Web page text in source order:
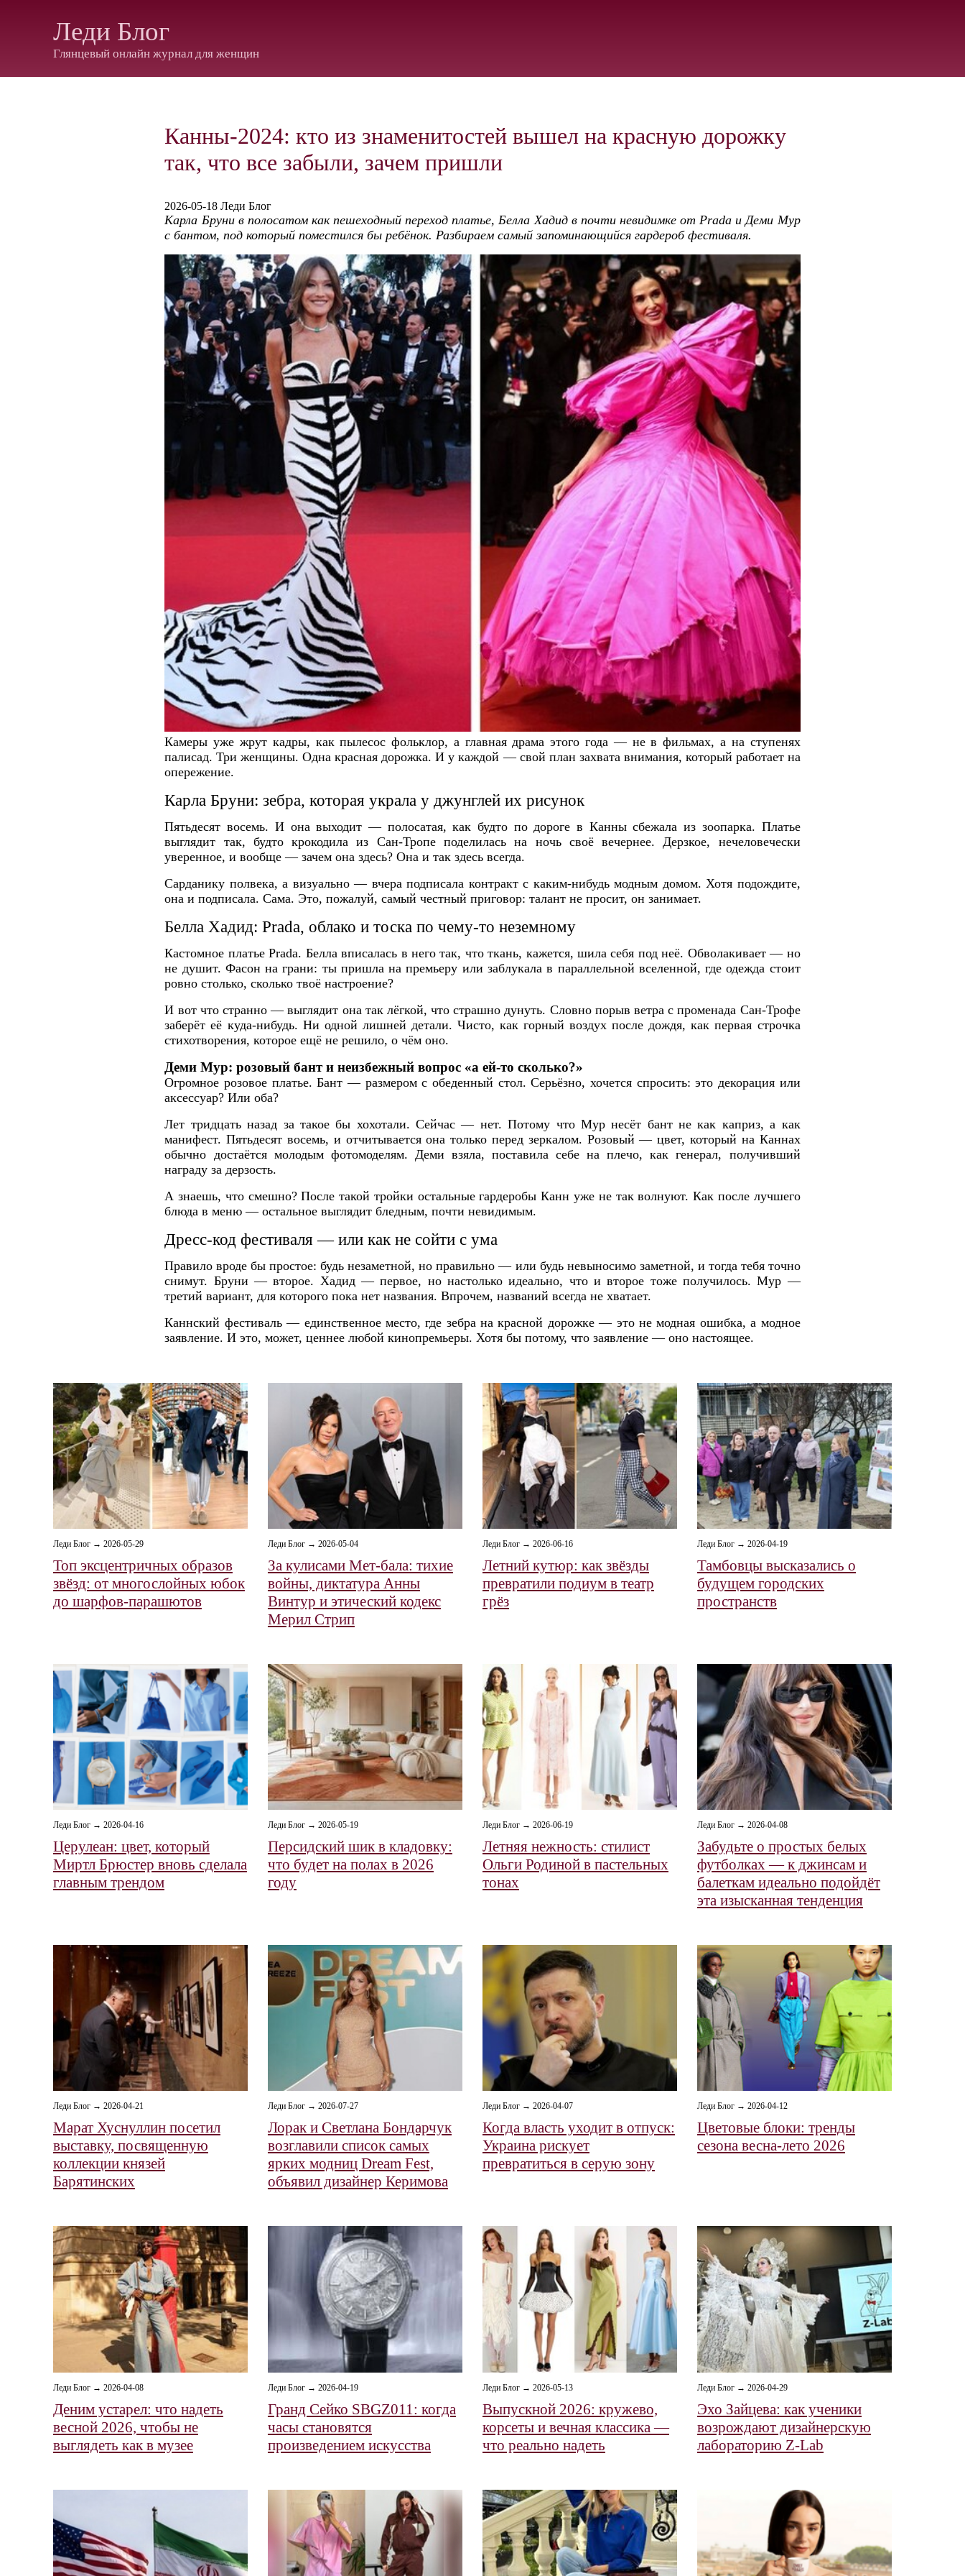
Леди Блог
Глянцевый онлайн журнал для женщин
Канны-2024: кто из знаменитостей вышел на красную дорожку
так, что все забыли, зачем пришли
2026-05-18 Леди Блог
Карла Бруни в полосатом как пешеходный переход платье, Белла Хадид в почти невидимке от Prada и Деми Мур
с бантом, под который поместился бы ребёнок. Разбираем самый запоминающийся гардероб фестиваля.
Камеры уже жрут кадры, как пылесос фольклор, а главная драма этого года — не в фильмах, а на ступенях
палисад. Три женщины. Одна красная дорожка. И у каждой — свой план захвата внимания, который работает на
опережение.
Карла Бруни: зебра, которая украла у джунглей их рисунок
Пятьдесят восемь. И она выходит — полосатая, как будто по дороге в Канны сбежала из зоопарка. Платье
выглядит так, будто крокодила из Сан-Тропе поделилась на ночь своё вечернее. Дерзкое, нечеловечески
уверенное, и вообще — зачем она здесь? Она и так здесь всегда.
Сарданику полвека, а визуально — вчера подписала контракт с каким-нибудь модным домом. Хотя подождите,
она и подписала. Сама. Это, пожалуй, самый честный приговор: талант не просит, он занимает.
Белла Хадид: Prada, облако и тоска по чему-то неземному
Кастомное платье Prada. Белла вписалась в него так, что ткань, кажется, шила себя под неё. Обволакивает — но
не душит. Фасон на грани: ты пришла на премьеру или заблукала в параллельной вселенной, где одежда стоит
ровно столько, сколько твоё настроение?
И вот что странно — выглядит она так лёгкой, что страшно дунуть. Словно порыв ветра с променада Сан-Трофе
заберёт её куда-нибудь. Ни одной лишней детали. Чисто, как горный воздух после дождя, как первая строчка
стихотворения, которое ещё не решило, о чём оно.
Деми Мур: розовый бант и неизбежный вопрос «а ей-то сколько?»
Огромное розовое платье. Бант — размером с обеденный стол. Серьёзно, хочется спросить: это декорация или
аксессуар? Или оба?
Лет тридцать назад за такое бы хохотали. Сейчас — нет. Потому что Мур несёт бант не как каприз, а как
манифест. Пятьдесят восемь, и отчитывается она только перед зеркалом. Розовый — цвет, который на Каннах
обычно достаётся молодым фотомоделям. Деми взяла, поставила себе на плечо, как генерал, получивший
награду за дерзость.
А знаешь, что смешно? После такой тройки остальные гардеробы Канн уже не так волнуют. Как после лучшего
блюда в меню — остальное выглядит бледным, почти невидимым.
Дресс-код фестиваля — или как не сойти с ума
Правило вроде бы простое: будь незаметной, но правильно — или будь невыносимо заметной, и тогда тебя точно
снимут. Бруни — второе. Хадид — первое, но настолько идеально, что и второе тоже получилось. Мур —
третий вариант, для которого пока нет названия. Впрочем, названий всегда не хватает.
Каннский фестиваль — единственное место, где зебра на красной дорожке — это не модная ошибка, а модное
заявление. И это, может, ценнее любой кинопремьеры. Хотя бы потому, что заявление — оно настоящее.
Леди Блог → 2026-05-29
Топ эксцентричных образов
звёзд: от многослойных юбок
до шарфов‑парашютов
Леди Блог → 2026-05-04
За кулисами Мет-бала: тихие
войны, диктатура Анны
Винтур и этический кодекс
Мерил Стрип
Леди Блог → 2026-06-16
Летний кутюр: как звёзды
превратили подиум в театр
грёз
Леди Блог → 2026-04-19
Тамбовцы высказались о
будущем городских
пространств
Леди Блог → 2026-04-16
Церулеан: цвет, который
Миртл Брюстер вновь сделала
главным трендом
Леди Блог → 2026-05-19
Персидский шик в кладовку:
что будет на полах в 2026
году
Леди Блог → 2026-06-19
Летняя нежность: стилист
Ольги Родиной в пастельных
тонах
Леди Блог → 2026-04-08
Забудьте о простых белых
футболках — к джинсам и
балеткам идеально подойдёт
эта изысканная тенденция
Леди Блог → 2026-04-21
Марат Хуснуллин посетил
выставку, посвященную
коллекции князей
Барятинских
Леди Блог → 2026-07-27
Лорак и Светлана Бондарчук
возглавили список самых
ярких модниц Dream Fest,
объявил дизайнер Керимова
Леди Блог → 2026-04-07
Когда власть уходит в отпуск:
Украина рискует
превратиться в серую зону
Леди Блог → 2026-04-12
Цветовые блоки: тренды
сезона весна-лето 2026
Леди Блог → 2026-04-08
Деним устарел: что надеть
весной 2026, чтобы не
выглядеть как в музее
Леди Блог → 2026-04-19
Гранд Сейко SBGZ011: когда
часы становятся
произведением искусства
Леди Блог → 2026-05-13
Выпускной 2026: кружево,
корсеты и вечная классика —
что реально надеть
Леди Блог → 2026-04-29
Эхо Зайцева: как ученики
возрождают дизайнерскую
лабораторию Z-Lab